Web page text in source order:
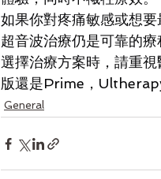
如果你對疼痛敏感或想
超音波治療仍是可靠的療
選擇治療方案時，請重
版還是Prime，
General